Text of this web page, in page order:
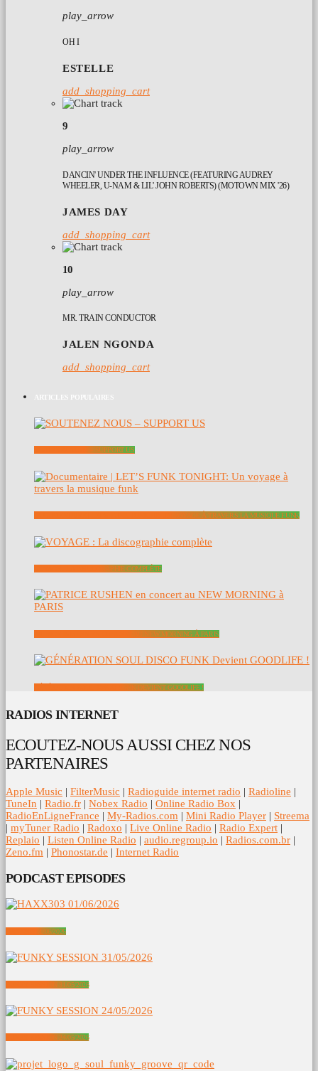
play_arrow
OH I
ESTELLE
add_shopping_cart
9
play_arrow
DANCIN' UNDER THE INFLUENCE (FEATURING AUDREY
WHEELER, U-NAM & LIL' JOHN ROBERTS) (MOTOWN MIX '26)
JAMES DAY
add_shopping_cart
10
play_arrow
MR. TRAIN CONDUCTOR
JALEN NGONDA
add_shopping_cart
ARTICLES POPULAIRES
SOUTENEZ NOUS – SUPPORT US
DOCUMENTAIRE | LET’S FUNK TONIGHT: UN VOYAGE À TRAVERS LA MUSIQUE FUNK
VOYAGE : LA DISCOGRAPHIE COMPLÈTE
PATRICE RUSHEN EN CONCERT AU NEW MORNING À PARIS
GÉNÉRATION SOUL DISCO FUNK DEVIENT GOODLIFE !
RADIOS INTERNET
ECOUTEZ-NOUS AUSSI CHEZ NOS
PARTENAIRES
Apple Music | FilterMusic | Radioguide internet radio | Radioline |
TuneIn | Radio.fr | Nobex Radio | Online Radio Box |
RadioEnLigneFrance | My-Radios.com | Mini Radio Player | Streema
| myTuner Radio | Radoxo | Live Online Radio | Radio Expert |
Replaio | Listen Online Radio | audio.regroup.io | Radios.com.br |
Zeno.fm | Phonostar.de | Internet Radio
PODCAST EPISODES
HAXX303 01/06/2026
FUNKY SESSION 31/05/2026
FUNKY SESSION 24/05/2026